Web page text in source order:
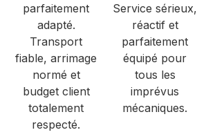
parfaitement
adapté.
Transport
fiable, arrimage
normé et
budget client
totalement
respecté.
Service sérieux,
réactif et
parfaitement
équipé pour
tous les
imprévus
mécaniques.